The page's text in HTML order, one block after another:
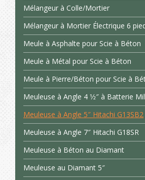
Mélangeur à Colle/Mortier
Mélangeur à Mortier Électrique 6
Meule à Asphalte pour Scie à Béton
Meule à Métal pour Scie à Béton
Meule à Pierre/Béton pour Scie à
Meuleuse à Angle 4 1⁄2″ à Batterie
Meuleuse à Angle 5″ Hitachi G13SB2
Meuleuse à Angle 7″ Hitachi G18SR
Meuleuse à Béton au Diamant
Meuleuse au Diamant 5″